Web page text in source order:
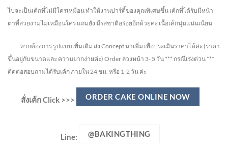
ไปจะเป็นเค้กที่ไม่มีใครเหมือน ทำให้งานปาร์ตี้ของคุณพิเศษขึ้น เค้กที่ได้รับมีหน้า
ตาที่สวยงามไม่เหมือนใคร แถมยัง มีรสชาติอร่อยอีกด้วยค่ะ เนื้อเค้กนุ่มแน่นเนียน
หากต้องการ รูปแบบเพิ่มเติม ส่ง Concept มาเพิ่ม เพื่อประเมินราคาได้ค่ะ (ราคา
ขึ้นอยู่กับขนาดและ ความยากง่ายค่ะ) Order ล่วงหน้า 3- 5 วัน *** กรณีเร่งด่วน ***
ติดต่อสอบถามได้รับเค้ก ภายใน 24 ชม. หรือ 1-2 วัน ค่ะ
สั่งเค้ก Click >>> ORDER CAKE ONLINE NOW
Line: @BAKINGTHING